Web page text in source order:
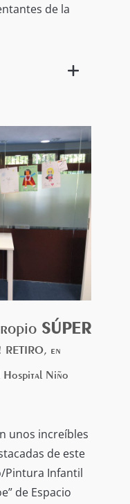
de la
Fundación
por dejarnos
de arena
y
de crear un
los niños que
de
afronten su
haciendo
y
mágico
SÚPER
RETIRO, en
Hospital Niño
unos increíbles
de este
Pintura Infantil
de Espacio